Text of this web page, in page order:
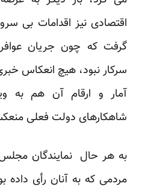
اقتصادی نیز اقدامات بی
گرفت که چون جریان
سرکار نبود، هیچ انعکاس
آمار و ارقام آن هم به
شاهکارهای دولت فعلی
به هر حال نمایندگان
مردمی که به آنان رأی داده